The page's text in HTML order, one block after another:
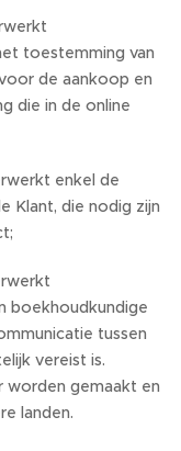
toestemming van
de aankoop en
die in de online
enkel de
Klant, die nodig zijn
boekhoudkundige
tussen
vereist is.
worden gemaakt en
landen.